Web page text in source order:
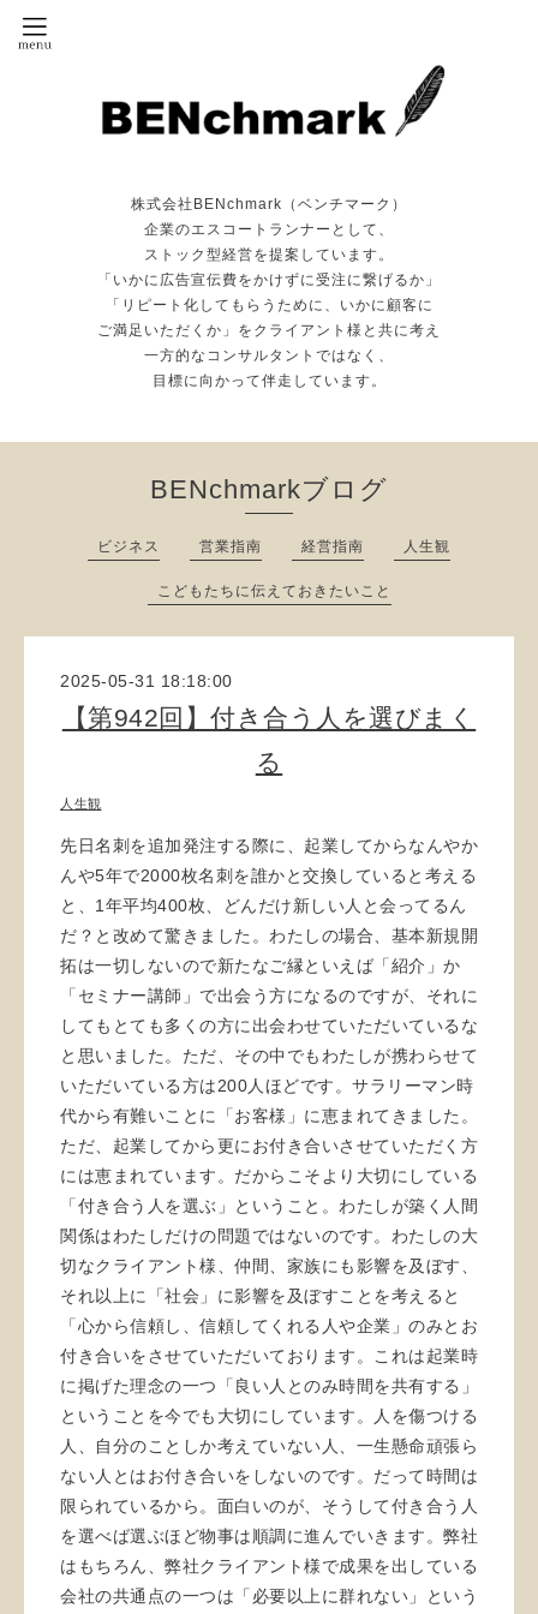
株式会社BENchmark（ベンチマーク）
企業のエスコートランナーとして、
ストック型経営を提案しています。
「いかに広告宣伝費をかけずに受注に繋げるか」
「リピート化してもらうために、いかに顧客に
ご満足いただくか」をクライアント様と共に考え
一方的なコンサルタントではなく、
目標に向かって伴走しています。
BENchmarkブログ
ビジネス 営業指南 経営指南 人生観
こどもたちに伝えておきたいこと
2025-05-31 18:18:00
【第942回】付き合う人を選びまく
る
人生観
先日名刺を追加発注する際に、起業してからなんやか
んや5年で2000枚名刺を誰かと交換していると考える
と、1年平均400枚、どんだけ新しい人と会ってるん
だ？と改めて驚きました。わたしの場合、基本新規開
拓は一切しないので新たなご縁といえば「紹介」か
「セミナー講師」で出会う方になるのですが、それに
してもとても多くの方に出会わせていただいているな
と思いました。ただ、その中でもわたしが携わらせて
いただいている方は200人ほどです。サラリーマン時
代から有難いことに「お客様」に恵まれてきました。
ただ、起業してから更にお付き合いさせていただく方
には恵まれています。だからこそより大切にしている
「付き合う人を選ぶ」ということ。わたしが築く人間
関係はわたしだけの問題ではないのです。わたしの大
切なクライアント様、仲間、家族にも影響を及ぼす、
それ以上に「社会」に影響を及ぼすことを考えると
「心から信頼し、信頼してくれる人や企業」のみとお
付き合いをさせていただいております。これは起業時
に掲げた理念の一つ「良い人とのみ時間を共有する」
ということを今でも大切にしています。人を傷つける
人、自分のことしか考えていない人、一生懸命頑張ら
ない人とはお付き合いをしないのです。だって時間は
限られているから。面白いのが、そうして付き合う人
を選べば選ぶほど物事は順調に進んでいきます。弊社
はもちろん、弊社クライアント様で成果を出している
会社の共通点の一つは「必要以上に群れない」という